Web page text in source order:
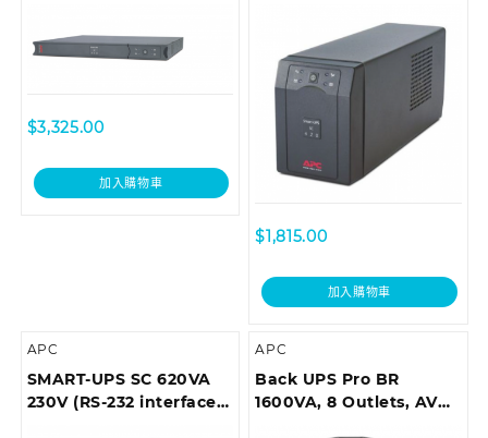
$3,325.00
加入購物車
$1,815.00
加入購物車
APC
SMART-UPS SC 620VA
230V (RS-232 interface),
APC
Back UPS Pro BR
1600VA, 8 Outlets, AVR,